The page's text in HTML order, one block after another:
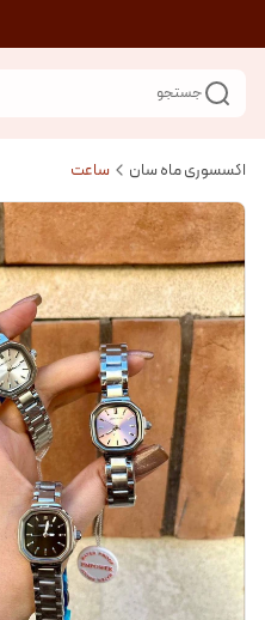
جستجو
اکسسوری ماه سان ساعت